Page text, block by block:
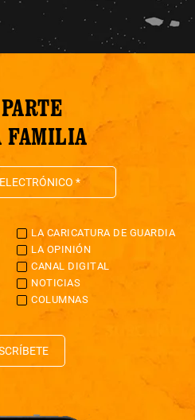
FAMILIA
LA CARICATURA DE GUARDIA
LA OPINIÓN
CANAL DIGITAL
NOTICIAS
COLUMNAS